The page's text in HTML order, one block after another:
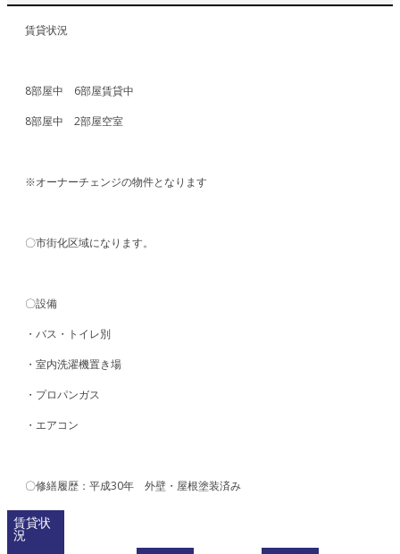
賃貸状況
8部屋中 6部屋賃貸中
8部屋中 2部屋空室
※オーナーチェンジの物件となります
〇市街化区域になります。
〇設備
・バス・トイレ別
・室内洗濯機置き場
・プロパンガス
・エアコン
〇修繕履歴：平成30年 外壁・屋根塗装済み
賃貸状
況